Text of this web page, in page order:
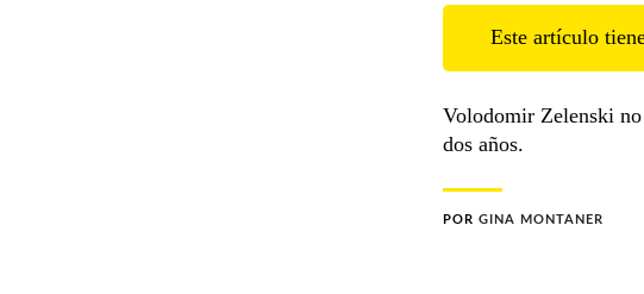
Este artículo
Volodomir Zelenski
dos años.
POR GINA MONTANER